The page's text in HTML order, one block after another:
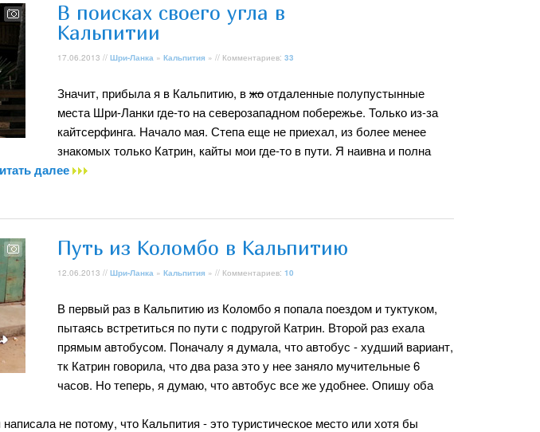
В поисках своего угла в
Кальпитии
17.06.2013 // Шри-Ланка » Кальпития » // Комментариев: 33
Значит, прибыла я в Кальпитию, вжоотдаленные полупустынные
места Шри-Ланки где-то на северозападном побережье. Только из-за
кайтсерфинга. Начало мая. Степа еще не приехал, из более менее
знакомых только Катрин, кайты мои где-то в пути. Я наивна и полна
далее
Путь из Коломбо в Кальпитию
12.06.2013 // Шри-Ланка » Кальпития » // Комментариев: 10
В первый раз в Кальпитию из Коломбо я попала поездом и туктуком,
пытаясь встретиться по пути с подругой Катрин. Второй раз ехала
прямым автобусом. Поначалу я думала, что автобус - худший вариант,
тк Катрин говорила, что два раза это у нее заняло мучительные 6
часов. Но теперь, я думаю, что автобус все же удобнее. Опишу оба
не потому, что Кальпития - это туристическое место или хотя бы